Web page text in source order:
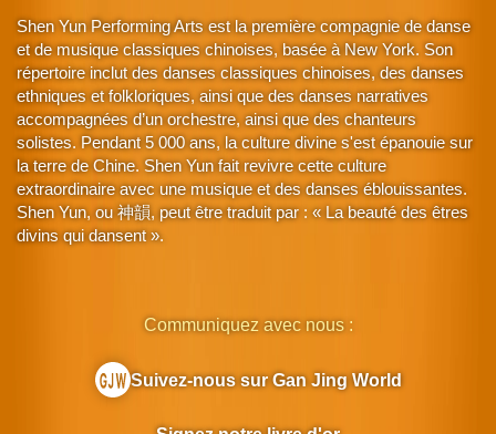
Shen Yun Performing Arts est la première compagnie de danse
et de musique classiques chinoises, basée à New York. Son
répertoire inclut des danses classiques chinoises, des danses
ethniques et folkloriques, ainsi que des danses narratives
accompagnées d’un orchestre, ainsi que des chanteurs
solistes. Pendant 5 000 ans, la culture divine s'est épanouie sur
la terre de Chine. Shen Yun fait revivre cette culture
extraordinaire avec une musique et des danses éblouissantes.
Shen Yun, ou 神韻, peut être traduit par : « La beauté des êtres
divins qui dansent ».
Communiquez avec nous :
Suivez-nous sur Gan Jing World